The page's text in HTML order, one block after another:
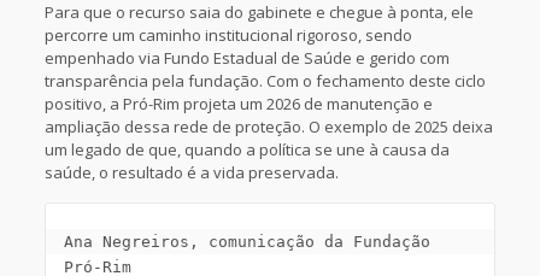
Para que o recurso saia do gabinete e chegue à ponta, ele
percorre um caminho institucional rigoroso, sendo
empenhado via Fundo Estadual de Saúde e gerido com
transparência pela fundação. Com o fechamento deste ciclo
positivo, a Pró-Rim projeta um 2026 de manutenção e
ampliação dessa rede de proteção. O exemplo de 2025 deixa
um legado de que, quando a política se une à causa da
saúde, o resultado é a vida preservada.
Ana Negreiros, comunicação da Fundação
Pró-Rim